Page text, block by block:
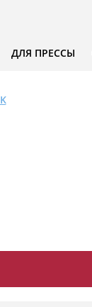
ДЛЯ ПРЕССЫ